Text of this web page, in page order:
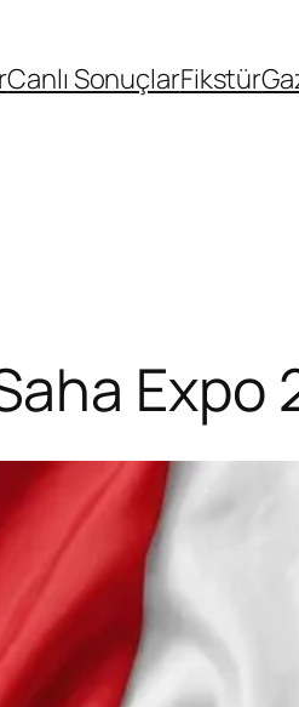
Canlı SonuçlarFikstür
Expo